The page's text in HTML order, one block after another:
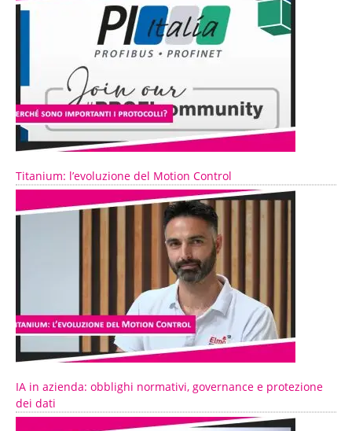
Titanium: l’evoluzione del Motion Control
IA in azienda: obblighi normativi, governance e protezione
dei dati